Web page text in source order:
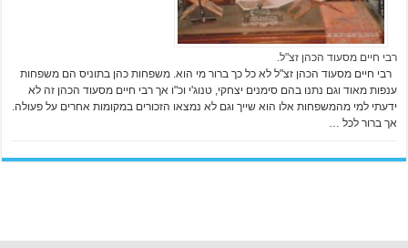
רבי חיים מסעוד הכהן זצ"ל.
רבי חיים מסעוד הכהן זצ"ל לא כל כך ברור מי הוא. משפחות כהן בתוניס הם משפחות
ענפות מאוד וגם נתנו בהם סימנים יצחקי, טנוג'י וכ"ו אך רבי חיים מסעוד הכהן זה לא
ידעתי למי מהמשפחות אלו הוא שייך וגם לא נמצאו הזכורים במקומות אחרים על פעולה.
אך ברור לכל …